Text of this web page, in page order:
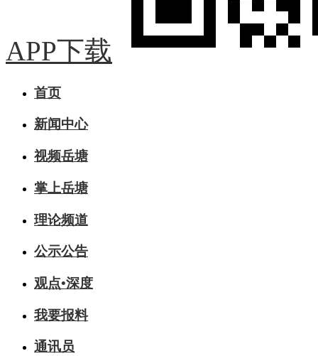
APP下载
首页
新闻中心
视频岳塘
掌上岳塘
理论频道
公示公告
观点•深度
我要报料
通讯员